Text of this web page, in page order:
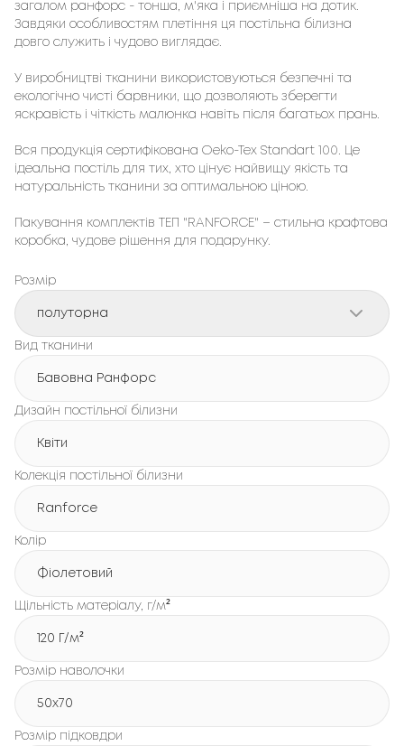
загалом ранфорс - тонша, м'яка і приємніша на дотик.
Завдяки особливостям плетіння ця постільна білизна
довго служить і чудово виглядає.
У виробництві тканини використовуються безпечні та
екологічно чисті барвники, що дозволяють зберегти
яскравість і чіткість малюнка навіть після багатьох прань.
Вся продукція сертифікована Oeko-Tex Standart 100. Це
ідеальна постіль для тих, хто цінує найвищу якість та
натуральність тканини за оптимальною ціною.
Пакування комплектів ТЕП "RANFORCE" – стильна крафтова
коробка, чудове рішення для подарунку.
Розмір
полуторна
Вид тканини
Бавовна Ранфорс
Дизайн постільної білизни
Квіти
Колекція постільної білизни
Ranforce
Колір
Фіолетовий
Щільність матеріалу, г/м²
120 Г/м²
Розмір наволочки
50x70
Розмір підковдри